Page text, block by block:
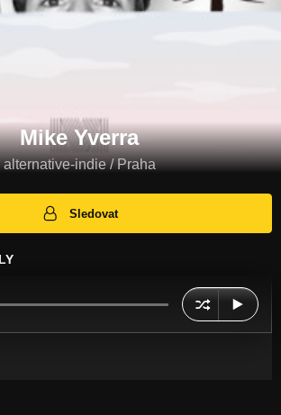
Mike Yverra
alternative-indie / Praha
Sledovat